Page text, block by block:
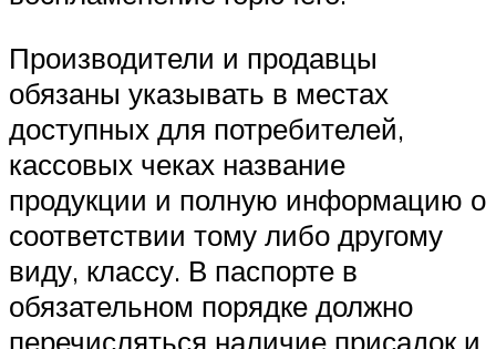
Производители и продавцы
обязаны указывать в местах
доступных для потребителей,
кассовых чеках название
продукции и полную информацию о
соответствии тому либо другому
виду, классу. В паспорте в
обязательном порядке должно
перечисляться наличие присадок и